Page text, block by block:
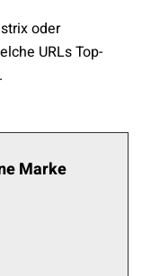
oder
URLs Top-
Marke